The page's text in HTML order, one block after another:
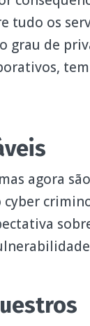
tudo os
grau de
agora